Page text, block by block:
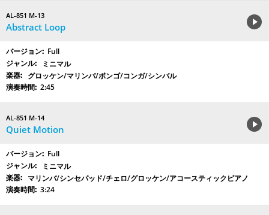
AL-851 M-13
Abstract Loop
Full
ミニマル
グロッケン/マリンバ/ボンゴ/コンガ/シンバル
2:45
AL-851 M-14
Quiet Motion
Full
ミニマル
マリンバ/シンセパッド/チェロ/グロッケン/アコースティックピアノ
3:24